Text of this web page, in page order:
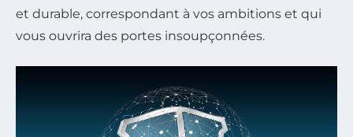
et durable, correspondant à vos ambitions et qui
vous ouvrira des portes insoupçonnées.